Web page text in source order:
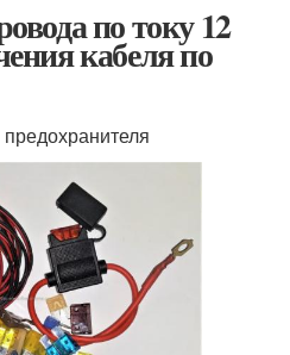
по току 12
кабеля по